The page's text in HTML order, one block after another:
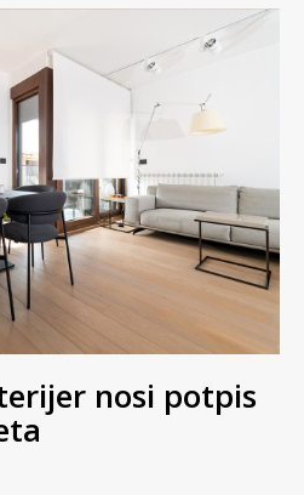
nosi potpis